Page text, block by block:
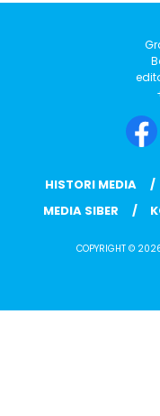
HISTORI MEDIA
MEDIA SIBER
COPYRIGHT ©